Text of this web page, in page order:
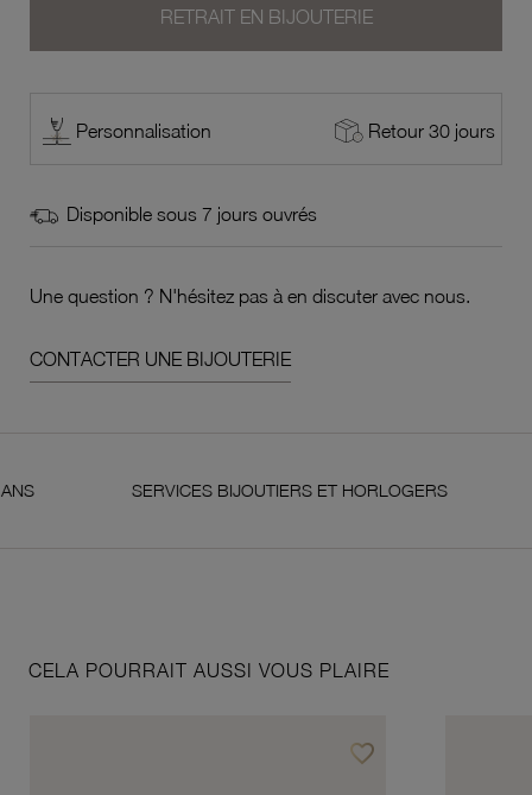
RETRAIT EN BIJOUTERIE
Personnalisation Retour 30 jours
Disponible sous 7 jours ouvrés
Une question ? N'hésitez pas à en discuter avec nous.
CONTACTER UNE BIJOUTERIE
SERVICES BIJOUTIERS ET HORLOGERS
CELA POURRAIT AUSSI VOUS PLAIRE
favorite_borderAjouter à vos favoris